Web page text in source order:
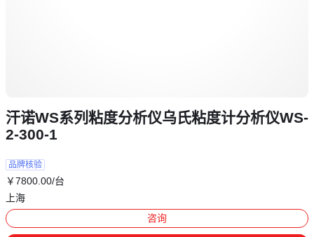
汗诺WS系列粘度分析仪乌氏粘度计分析仪WS-
2-300-1
品牌核验
￥7800 .00/台
上海
咨询